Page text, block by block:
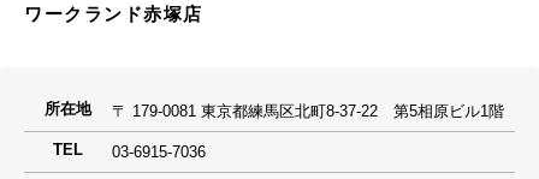
ワークランド赤塚店
所在地 〒 179-0081 東京都練馬区北町8-37-22 第5相原ビル1階
TEL 03-6915-7036